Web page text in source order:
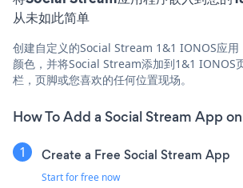
从未如此简单
创建自定义的Social Stream 1&1 IONOS应用
颜色，并将Social Stream添加到1&1 IONOS
栏，页脚或您喜欢的任何位置现场。
How To Add a Social Stream App on
Create a Free Social Stream App
Start for free now